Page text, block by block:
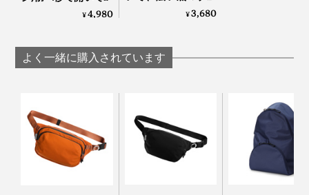
短縮している」という気づきから、
「エコバッグを開いて、自立できれば、使いやすいので
は？」――『ORIBA』開発へのアイデアが生まれまし
立！ピザも水平に入
ORIBA
¥4,980
出現！自立するか
グ」｜ORIBA
¥3,680
よく一緒に購入されています